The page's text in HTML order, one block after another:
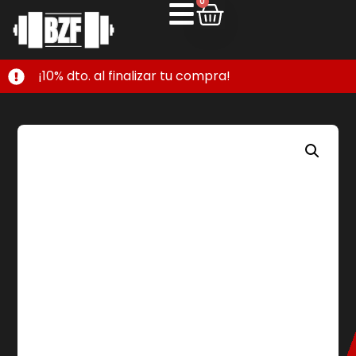
¡10% dto. al finalizar tu compra!